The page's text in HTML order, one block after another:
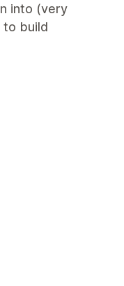
into (very
to build